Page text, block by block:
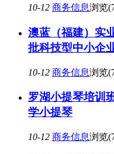
10-12 商务信息浏览
澳蓝（福建）实
批科技型中小企
10-12 商务信息浏览
罗湖小提琴培训
学小提琴
10-12 商务信息浏览